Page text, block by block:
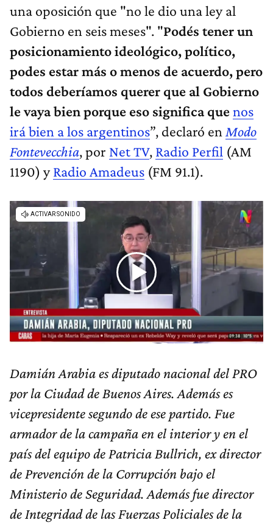
una oposición que "no le dio una ley al
Gobierno en seis meses". "Podés tener un
posicionamiento ideológico, político,
podes estar más o menos de acuerdo, pero
todos deberíamos querer que al Gobierno
le vaya bien porque eso significa quenos
irá bien a los argentinos”, declaró en Modo
Fontevecchia, por Net TV, Radio Perfil (AM
1190) yRadio Amadeus (FM 91.1).
Damián Arabia es diputado nacional del PRO
por la Ciudad de Buenos Aires. Además es
vicepresidente segundo de ese partido. Fue
armador de la campaña en el interior y en el
país del equipo de Patricia Bullrich, ex director
de Prevención de la Corrupción bajo el
Ministerio de Seguridad. Además fue director
de Integridad de las Fuerzas Policiales de la